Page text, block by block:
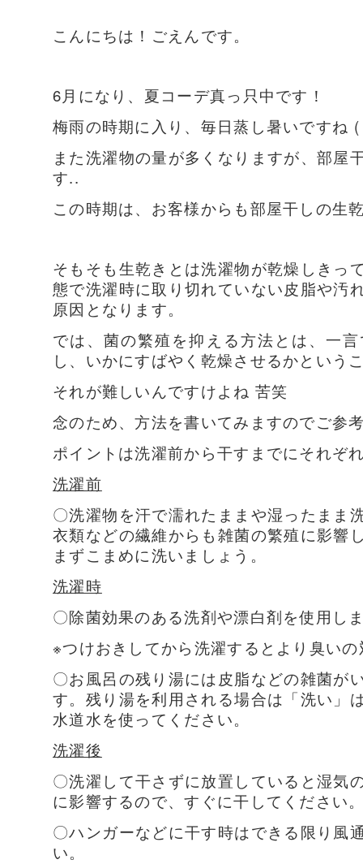
こんにちは！ごえんです。
6月になり、夏コーデ真っ只中です！
梅雨の時期に入り、毎日蒸し暑いですね
また洗濯物の量が多くなりますが、部屋
す..
この時期は、お客様からも部屋干しの生
そもそも生乾きとは洗濯物が乾燥しきっ
態で洗濯時に取り切れていない皮脂や汚
原因となります。
では、菌の繁殖を抑える方法とは、一
し、いかにすばやく乾燥させるかという
それが難しいんですけよね 苦笑
念のため、方法を書いてみますのでご参
ポイントは洗濯前から干すまでにそれぞ
洗濯前
〇洗濯物を汗で濡れたままや湿ったまま
衣類などの繊維からも雑菌の繁殖に影響
まずこまめに洗いましょう。
洗濯時
〇除菌効果のある洗剤や漂白剤を使用し
※つけおきしてから洗濯するとより臭い
〇お風呂の残り湯には皮脂などの雑菌が
す。残り湯を利用される場合は「洗い」
水道水を使ってください。
洗濯後
〇洗濯して干さずに放置していると湿気
に影響するので、すぐに干してください
〇ハンガーなどに干す時はできる限り風
い。